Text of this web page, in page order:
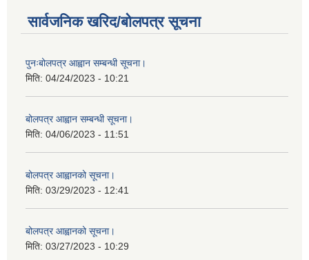
सार्वजनिक खरिद/बोलपत्र सूचना
पुनःबोलपत्र आह्वान सम्बन्धी सूचना।
मिति: 04/24/2023 - 10:21
बोलपत्र आह्वान सम्बन्धी सूचना।
मिति: 04/06/2023 - 11:51
बोलपत्र आह्वानको सूचना।
मिति: 03/29/2023 - 12:41
बोलपत्र आह्वानको सूचना।
मिति: 03/27/2023 - 10:29